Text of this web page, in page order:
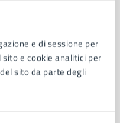
e di sessione per
e cookie analitici per
sito da parte degli